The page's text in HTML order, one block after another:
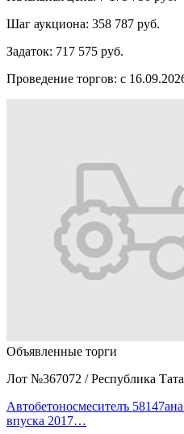
Шаг аукциона: 358 787 руб.
Задаток: 717 575 руб.
Проведение торгов: с
Объявленные торги
Лот №367072 / Республика
Автобетоносмесителъ
впуска 2017…